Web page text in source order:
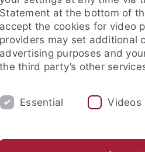
Studienfachberatung
Statement at the bottom of
accept the cookies for video
providers may set additional
advertising purposes and
the third party’s other
Essential Videos